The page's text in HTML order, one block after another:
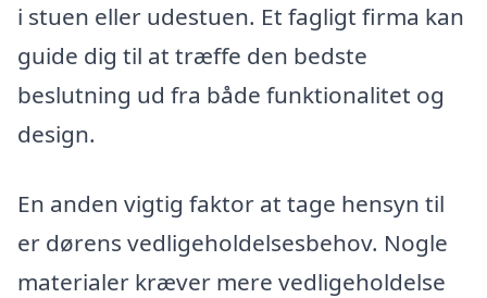
i stuen eller udestuen. Et fagligt firma kan
guide dig til at træffe den bedste
beslutning ud fra både funktionalitet og
design.
En anden vigtig faktor at tage hensyn til
er dørens vedligeholdelsesbehov. Nogle
materialer kræver mere vedligeholdelse